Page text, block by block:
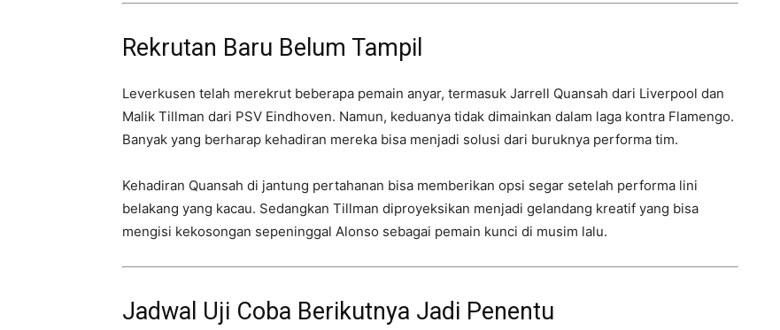
Rekrutan Baru Belum Tampil
Leverkusen telah merekrut beberapa pemain anyar, termasuk Jarrell Quansah dari Liverpool dan
Malik Tillman dari PSV Eindhoven. Namun, keduanya tidak dimainkan dalam laga kontra Flamengo.
Banyak yang berharap kehadiran mereka bisa menjadi solusi dari buruknya performa tim.
Kehadiran Quansah di jantung pertahanan bisa memberikan opsi segar setelah performa lini
belakang yang kacau. Sedangkan Tillman diproyeksikan menjadi gelandang kreatif yang bisa
mengisi kekosongan sepeninggal Alonso sebagai pemain kunci di musim lalu.
Jadwal Uji Coba Berikutnya Jadi Penentu